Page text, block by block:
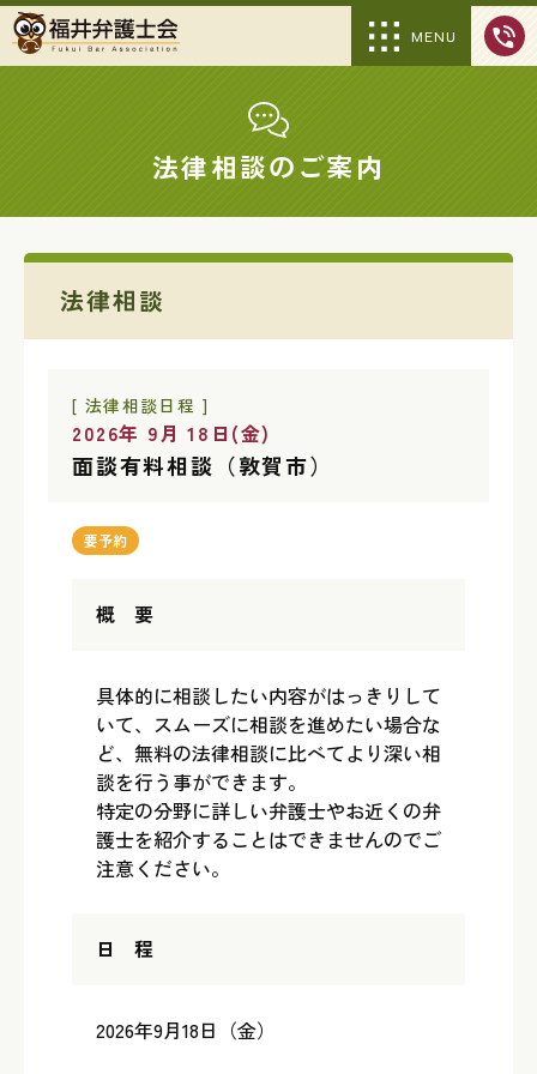
MENU
法律相談のご案内
法律相談
[ 法律相談日程 ]
2026年 9月 18日(金)
面談有料相談（敦賀市）
要予約
概 要
具体的に相談したい内容がはっきりして
いて、スムーズに相談を進めたい場合な
ど、無料の法律相談に比べてより深い相
談を行う事ができます。
特定の分野に詳しい弁護士やお近くの弁
護士を紹介することはできませんのでご
注意ください。
日 程
2026年9月18日（金）